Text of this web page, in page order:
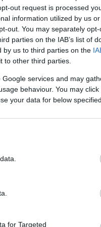
out request is processed
information utilized by us
out. You may separately
parties on the IAB’s list of
by us to third parties on the
to other third parties.
services and may
behaviour. You may
your data for below
for Targeted
alapján
–
Nonprofit
októberben
21 ember
Bacon Kft.
MTI-nek
ha sikerül
mintegy
hét igény
10:53
Nem is
Tanár Úr
AZ
Mit